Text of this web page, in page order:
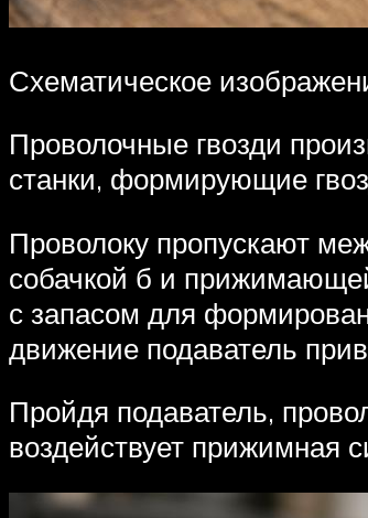
Схематическое
Проволочные гвозди
станки, формирующие
Проволоку пропускают
собачкой б и
с запасом для
движение подаватель
Пройдя подаватель,
воздействует прижимная